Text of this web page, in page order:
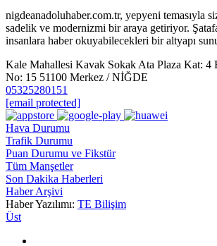
nigdeanadoluhaber.com.tr, yepyeni temasıyla
sadelik ve modernizmi bir araya getiriyor.
insanlara haber okuyabilecekleri bir altyapı
Kale Mahallesi Kavak Sokak Ata Plaza Kat: 4
No: 15 51100 Merkez / NİĞDE
05325280151
[email protected]
Hava Durumu
Trafik Durumu
Puan Durumu ve Fikstür
Tüm Manşetler
Son Dakika Haberleri
Haber Arşivi
Haber Yazılımı: TE Bilişim
Üst